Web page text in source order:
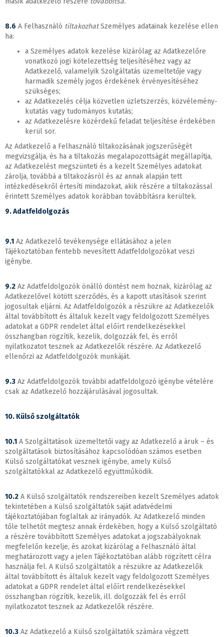
8.6 A Felhasználó tiltakozhatSzemélyes adatainak kezelése ellen
ha:
a Személyes adatok kezelése kizárólag az Adatkezelőre
vonatkozó jogi kötelezettség teljesítéséhez vagy az
Adatkezelő, valamelyik Szolgáltatás üzemeltetője vagy
harmadik személy jogos érdekének érvényesítéséhez
szükséges;
az Adatkezelés célja közvetlen üzletszerzés, közvélemény-
kutatás vagy tudományos kutatás;
az Adatkezelésre közérdekű feladat teljesítése érdekében
kerül sor.
Az Adatkezelő a Felhasználó tiltakozásának jogszerűségét
megvizsgálja, és ha a tiltakozás megalapozottságát megállapítja,
az Adatkezelést megszünteti és a kezelt Személyes adatokat
zárolja, továbbá a tiltakozásról és az annak alapján tett
intézkedésekről értesíti mindazokat, akik részére a tiltakozással
érintett Személyes adatok korábban továbbításra kerültek.
9. Adatfeldolgozás
9.1 Az Adatkezelő tevékenysége ellátásához a jelen
Tájékoztatóban fentebb nevesített Adatfeldolgozókat veszi
igénybe.
9.2 Az Adatfeldolgozók önálló döntést nem hoznak, kizárólag az
Adatkezelővel kötött szerződés, és a kapott utasítások szerint
jogosultak eljárni. Az Adatfeldolgozók a részükre az Adatkezelők
által továbbított és általuk kezelt vagy feldolgozott Személyes
adatokat a GDPR rendelet által előírt rendelkezésekkel
összhangban rögzítik, kezelik, dolgozzák fel, és erről
nyilatkozatot tesznek az Adatkezelők részére. Az Adatkezelő
ellenőrzi az Adatfeldolgozók munkáját.
9.3 Az Adatfeldolgozók további adatfeldolgozó igénybe vételére
csak az Adatkezelő hozzájárulásával jogosultak.
10. Külső szolgáltatók
10.1 A Szolgáltatások üzemeltetői vagy az Adatkezelő a áruk – és
szolgáltatások biztosításához kapcsolódóan számos esetben
Külső szolgáltatókat vesznek igénybe, amely Külső
szolgáltatókkal az Adatkezelő együttműködik.
10.2 A Külső szolgáltatók rendszereiben kezelt Személyes adatok
tekintetében a Külső szolgáltatók saját adatvédelmi
tájékoztatójában foglaltak az irányadók. Az Adatkezelő minden
tőle telhetőt megtesz annak érdekében, hogy a Külső szolgáltató
a részére továbbított Személyes adatokat a jogszabályoknak
megfelelőn kezelje, és azokat kizárólag a Felhasználó által
meghatározott vagy a jelen Tájékoztatóban alább rögzített célra
használja fel. A Külső szolgáltatók a részükre az Adatkezelők
által továbbított és általuk kezelt vagy feldolgozott Személyes
adatokat a GDPR rendelet által előírt rendelkezésekkel
összhangban rögzítik, kezelik, ill. dolgozzák fel és erről
nyilatkozatot tesznek az Adatkezelők részére.
10.3 Az Adatkezelő a Külső szolgáltatók számára végzett